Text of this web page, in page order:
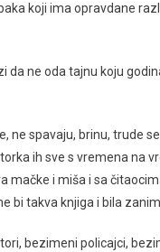
koji ima opravdane
da ne oda tajnu koju
ne spavaju, brinu, trude
ih sve s vremena na
mačke i miša i sa
bi takva knjiga i bila
bezimeni policajci,